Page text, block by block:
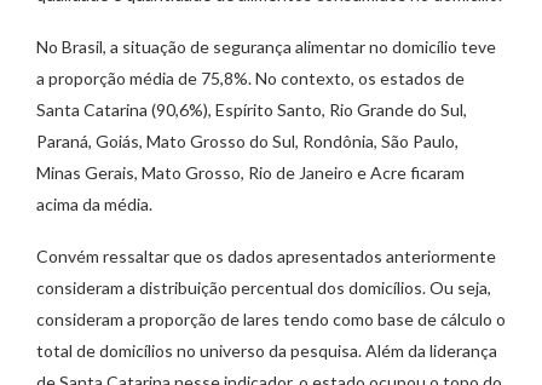
No Brasil, a situação de segurança alimentar no domicílio teve
a proporção média de 75,8%. No contexto, os estados de
Santa Catarina (90,6%), Espírito Santo, Rio Grande do Sul,
Paraná, Goiás, Mato Grosso do Sul, Rondônia, São Paulo,
Minas Gerais, Mato Grosso, Rio de Janeiro e Acre ficaram
acima da média.
Convém ressaltar que os dados apresentados anteriormente
consideram a distribuição percentual dos domicílios. Ou seja,
consideram a proporção de lares tendo como base de cálculo o
total de domicílios no universo da pesquisa. Além da liderança